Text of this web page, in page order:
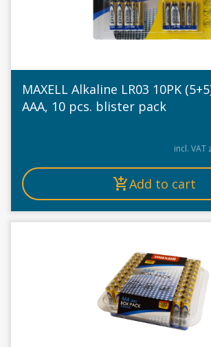
MAXELL Alkaline LR03 10PK
AAA, 10 pcs. blister pack
incl. VAT
Add to cart